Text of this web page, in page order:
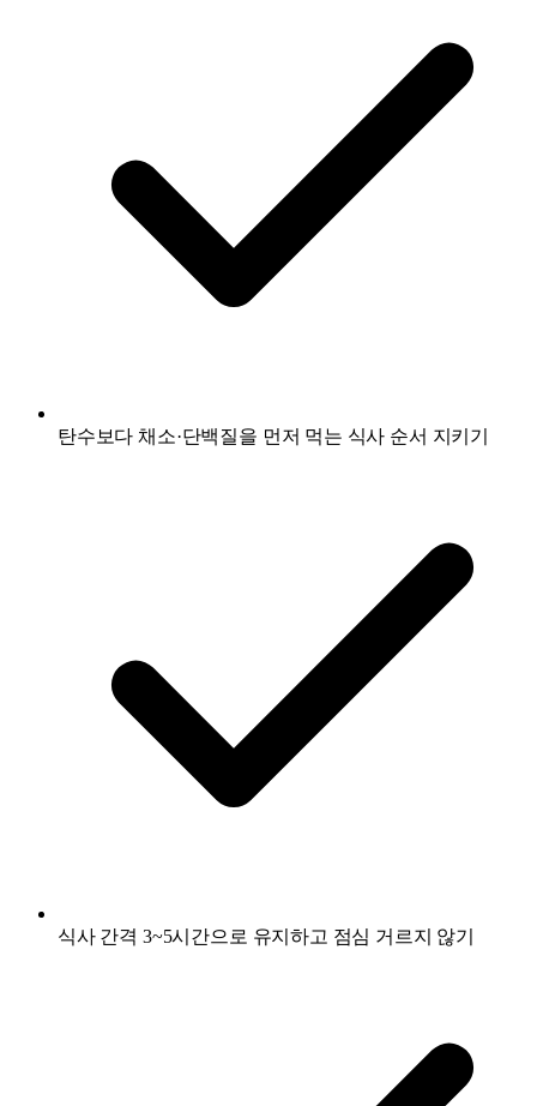
탄수보다 채소·단백질을 먼저 먹는 식사 순서 지키기
식사 간격 3~5시간으로 유지하고 점심 거르지 않기